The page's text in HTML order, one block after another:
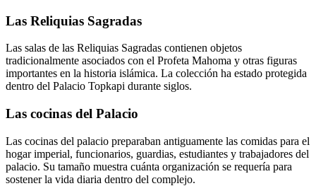
Las Reliquias Sagradas
Las salas de las Reliquias Sagradas contienen objetos
tradicionalmente asociados con el Profeta Mahoma y otras figuras
importantes en la historia islámica. La colección ha estado protegida
dentro del Palacio Topkapi durante siglos.
Las cocinas del Palacio
Las cocinas del palacio preparaban antiguamente las comidas para el
hogar imperial, funcionarios, guardias, estudiantes y trabajadores del
palacio. Su tamaño muestra cuánta organización se requería para
sostener la vida diaria dentro del complejo.